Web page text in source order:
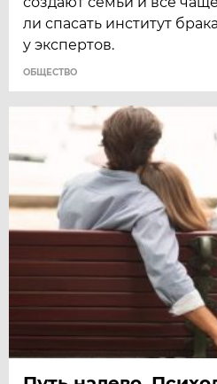
ли спасать институт
у экспертов.
ОБЩЕСТВО